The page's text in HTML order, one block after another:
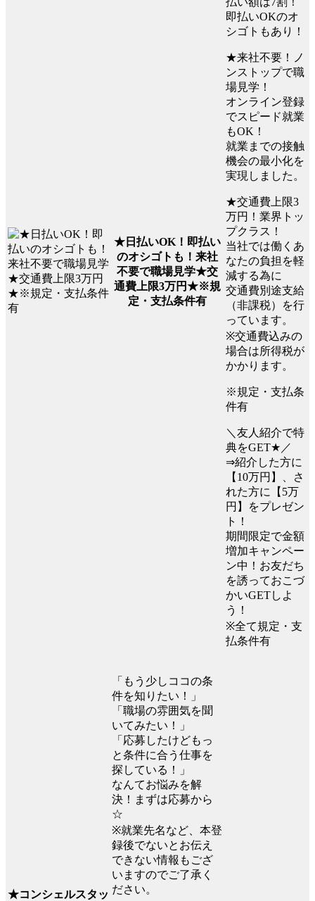
★日払いOK！即払い
のオシゴトも！来社
不要で職場見学★交
通費上限3万円★※規
定・支払条件有
即払いOKのオ
シゴトもあり！
★来社不要！ノ
ンストップで職
場見学！
オンライン登録
でスピード就業
もOK！
就業までの接触
機会の最小化を
実現しました。
★交通費上限3
万円！業界トッ
プクラス！
当社では働くあ
なたの負担を軽
減する為に
交通費別途支給
（非課税）を行
っています。
※交通費込みの
場合は所得税が
かかります。
※規定・支払条
件有
＼友人紹介で特
典をGET★／
⇒紹介した方に
【10万円】、さ
れた方に【5万
円】をプレゼン
ト！
期間限定で金額
増加キャンペー
ン中！お友だち
を誘っておこづ
かいGETしよ
う！
※全て規定・支
払条件有
★コンシェルスタッ
「もう少しココの条
件を知りたい！」
「職場の雰囲気を聞
いてみたい！」
「応募したけどもっ
と条件に合う仕事を
探している！」
なんてお悩みを解
決！まずは応募から
☆
※就業先名など、本登
録後でないとお伝え
できない情報もござ
いますのでご了承く
ださい。